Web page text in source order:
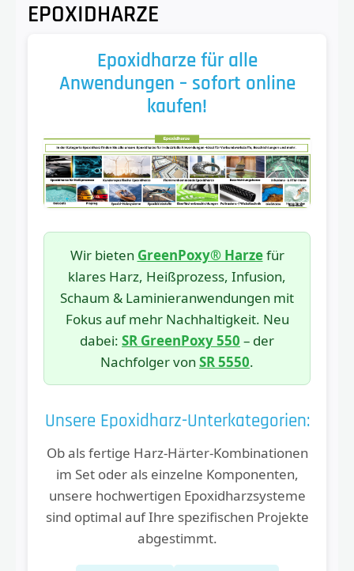
EPOXIDHARZE
Epoxidharze für alle
Anwendungen – sofort online
kaufen!
Wir bieten GreenPoxy® Harzefür
klares Harz, Heißprozess, Infusion,
Schaum & Laminieranwendungen mit
Fokus auf mehr Nachhaltigkeit. Neu
dabei: SR GreenPoxy 550 – der
Nachfolger von SR 5550.
Unsere Epoxidharz-Unterkategorien:
Ob als fertige Harz-Härter-Kombinationen
im Set oder als einzelne Komponenten,
unsere hochwertigen Epoxidharzsysteme
sind optimal auf Ihre spezifischen Projekte
abgestimmt.